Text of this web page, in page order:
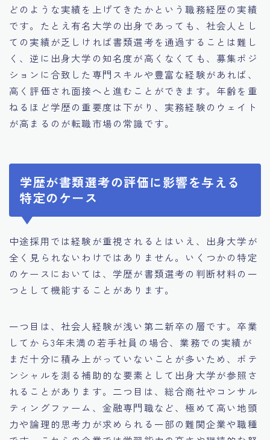
どのような実績を上げてきたかという職務経歴の実績
です。たとえ有名大学の出身であっても、社会人とし
ての実績が乏しければ書類選考を通過することは難し
く、逆に出身大学の知名度が高くなくても、募集ポジ
ションに合致した専門スキルや豊富な経験があれば、
高く評価され面接へと進むことができます。年齢を重
ねるほど学歴の重要度は下がり、実務経験のウェイト
が高まるのが転職市場の常識です。
学歴が書類選考の評価に影響を与える
特定のケース
中途採用では経験が重視されるとはいえ、出身大学が
全く見られないわけではありません。いくつかの特定
のケースにおいては、学歴が書類選考の判断材料の一
つとして機能することがあります。
一つ目は、社会人経験が浅い第二新卒の層です。卒業
してから3年未満の若手社員の場合、業務での実績が
まだ十分に積み上がっていないことが多いため、ポテ
ンシャルを測る補助的な要素として出身大学が参照さ
れることがあります。二つ目は、総合商社やコンサル
ティングファーム、金融専門職など、極めて高い地頭
力や論理的思考力が求められる一部の難関企業や職種